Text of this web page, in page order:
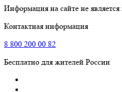
Информация на сайте не
Контактная информация
8 800 200 00 82
Бесплатно для жителей России